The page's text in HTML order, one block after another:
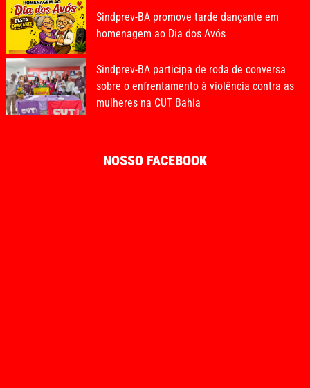
Sindprev-BA promove tarde dançante em
homenagem ao Dia dos Avós
Sindprev-BA participa de roda de conversa
sobre o enfrentamento à violência contra as
mulheres na CUT Bahia
NOSSO FACEBOOK